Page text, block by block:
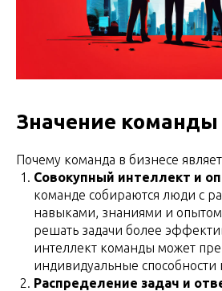
Значение команды
Почему команда в бизнесе
Совокупный интеллект и
команде собираются люди с
навыками, знаниями и
решать задачи более
интеллект команды может
индивидуальные способности
Распределение задач и